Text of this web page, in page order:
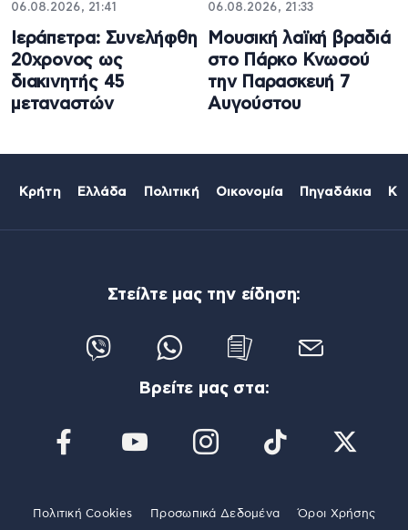
06.08.2026, 21:41
Ιεράπετρα: Συνελήφθη
20χρονος ως
διακινητής 45
μεταναστών
06.08.2026, 21:33
Μουσική λαϊκή βραδιά
στο Πάρκο Κνωσού
την Παρασκευή 7
Αυγούστου
Κρήτη Ελλάδα Πολιτική Οικονομία Πηγαδάκια
Στείλτε μας την είδηση:
Βρείτε μας στα:
Πολιτική Cookies Προσωπικά Δεδομένα Όροι Χρήσης